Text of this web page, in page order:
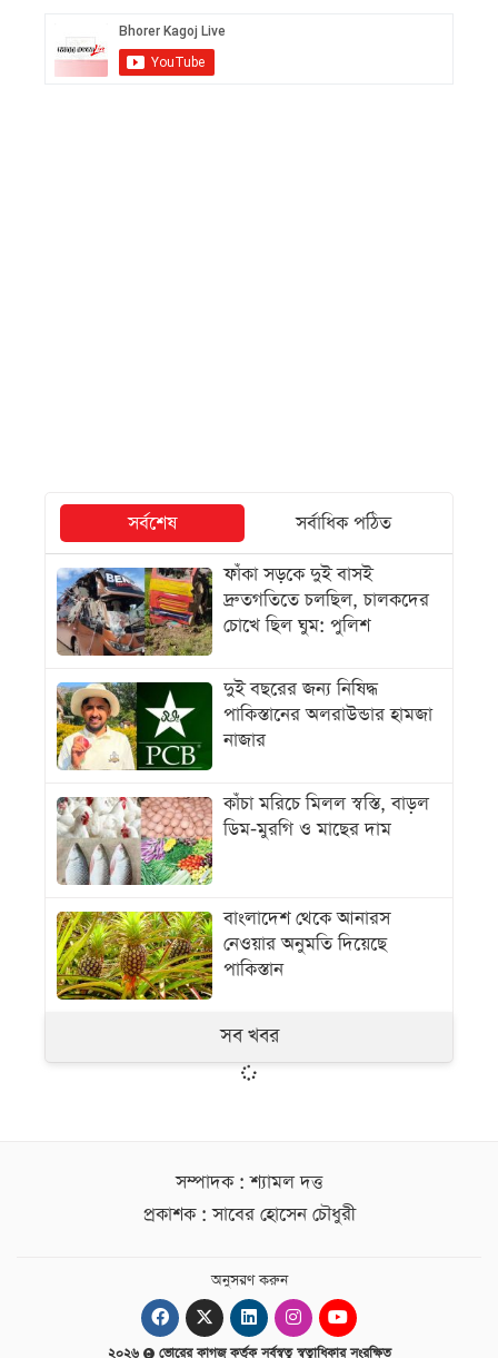
সর্বশেষ
সর্বাধিক পঠিত
ফাঁকা সড়কে দুই বাসই
দ্রুতগতিতে চলছিল, চালকদের
চোখে ছিল ঘুম: পুলিশ
দুই বছরের জন্য নিষিদ্ধ
পাকিস্তানের অলরাউন্ডার হামজা
নাজার
কাঁচা মরিচে মিলল স্বস্তি, বাড়ল
ডিম-মুরগি ও মাছের দাম
বাংলাদেশ থেকে আনারস
নেওয়ার অনুমতি দিয়েছে
পাকিস্তান
সব খবর
সম্পাদক : শ্যামল দত্ত
প্রকাশক : সাবের হোসেন চৌধুরী
অনুসরণ করুন
২০২৬ ভোরের কাগজ কর্তৃক সর্বস্বত্ব স্বত্বাধিকার সংরক্ষিত